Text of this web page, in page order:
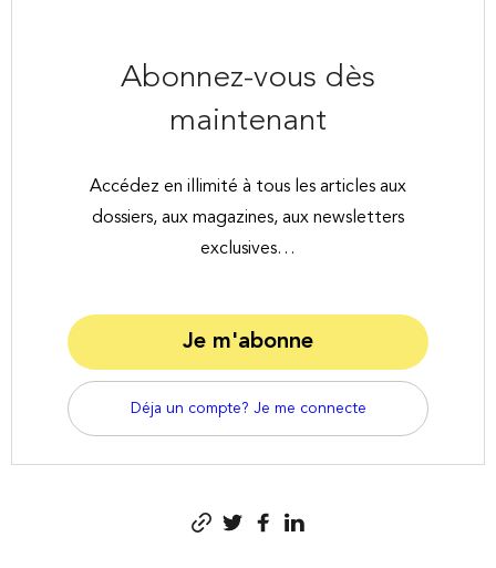
Abonnez-vous dès
maintenant
Accédez en illimité à tous les articles aux
dossiers, aux magazines, aux newsletters
exclusives…
Je m'abonne
Déja un compte? Je me connecte